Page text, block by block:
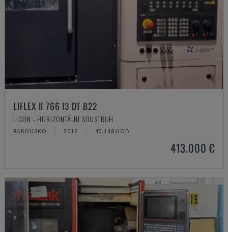
LIFLEX II 766 I3 DT B22
LICON - HORIZONTÁLNÍ SOUSTRUH
RAKOUSKO 2016 40.148 HOD
413.000 €